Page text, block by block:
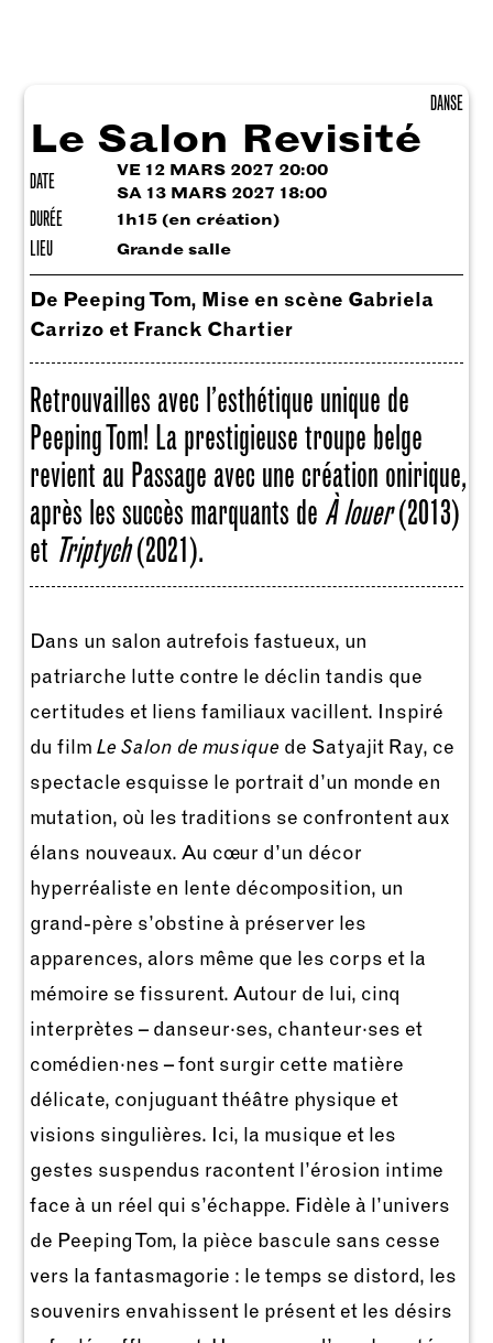
DANSE
Le Salon Revisité
DATE
VE 12 MARS 2027 20:00
SA 13 MARS 2027 18:00
DURÉE 1h15 (en création)
LIEU Grande salle
De Peeping Tom, Mise en scène Gabriela
Carrizo et Franck Chartier
Retrouvailles avec l’esthétique unique de
Peeping Tom! La prestigieuse troupe belge
revient au Passage avec une création onirique,
après les succès marquants deÀ louer(2013)
et Triptych(2021).
Dans un salon autrefois fastueux, un
patriarche lutte contre le déclin tandis que
certitudes et liens familiaux vacillent. Inspiré
du film Le Salon de musique de Satyajit Ray, ce
spectacle esquisse le portrait d’un monde en
mutation, où les traditions se confrontent aux
élans nouveaux. Au cœur d’un décor
hyperréaliste en lente décomposition, un
grand-père s’obstine à préserver les
apparences, alors même que les corps et la
mémoire se fissurent. Autour de lui, cinq
interprètes – danseur·ses, chanteur·ses et
comédien·nes – font surgir cette matière
délicate, conjuguant théâtre physique et
visions singulières. Ici, la musique et les
gestes suspendus racontent l’érosion intime
face à un réel qui s’échappe. Fidèle à l’univers
de Peeping Tom, la pièce bascule sans cesse
vers la fantasmagorie : le temps se distord, les
souvenirs envahissent le présent et les désirs